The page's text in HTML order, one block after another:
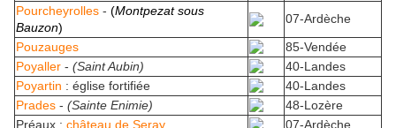
Pourcheyrolles - (Montpezat sous
Bauzon)
07-Ardèche
Pouzauges
85-Vendée
Poyaller - (Saint Aubin)
40-Landes
Poyartin : église fortifiée
40-Landes
Prades - (Sainte Enimie)
48-Lozère
Préaux : château de Seray 07-Ardèche